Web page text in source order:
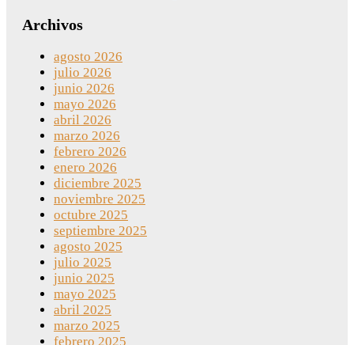
Archivos
agosto 2026
julio 2026
junio 2026
mayo 2026
abril 2026
marzo 2026
febrero 2026
enero 2026
diciembre 2025
noviembre 2025
octubre 2025
septiembre 2025
agosto 2025
julio 2025
junio 2025
mayo 2025
abril 2025
marzo 2025
febrero 2025